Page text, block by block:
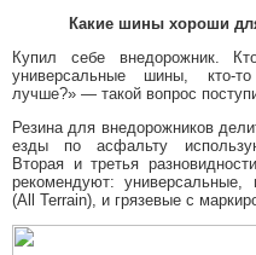
Какие шины хороши
Купил себе внедорожник.
универсальные шины,
лучше?» — такой вопрос
Резина для внедорожников
езды по асфальту
Вторая и третья
рекомендуют:
(All Terrain), и грязевые с